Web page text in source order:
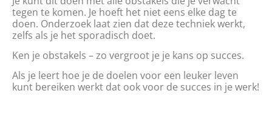
tegen te komen. Je hoeft het niet eens elke dag te
doen. Onderzoek laat zien dat deze techniek werkt,
zelfs als je het sporadisch doet.
Ken je obstakels – zo vergroot je je kans op succes.
Als je leert hoe je de doelen voor een leuker leven
kunt bereiken werkt dat ook voor de succes in je werk!